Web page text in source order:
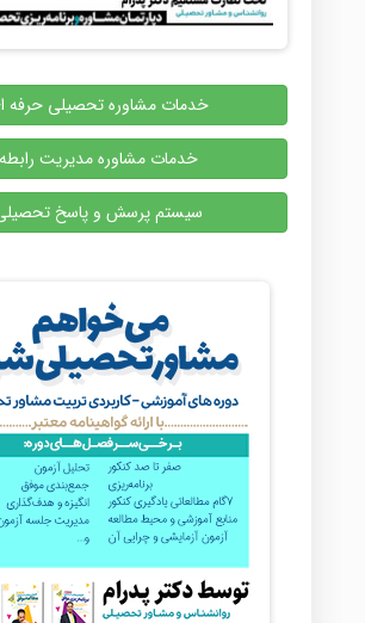
خدمات مشاوره تحصیلی حرفه
خدمات مشاوره مدیریت رابطه
سیستم پرسش و پاسخ